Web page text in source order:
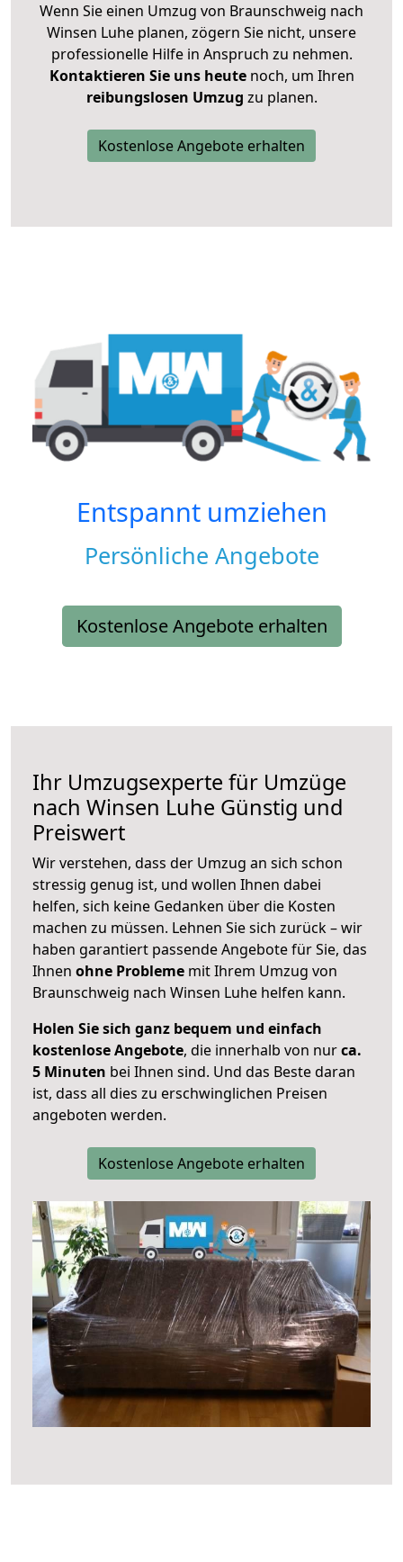
Wenn Sie einen Umzug von Braunschweig nach
Winsen Luhe planen, zögern Sie nicht, unsere
professionelle Hilfe in Anspruch zu nehmen.
Kontaktieren Sie uns heutenoch, um Ihren
reibungslosen Umzug zu planen.
Kostenlose Angebote erhalten
Entspannt umziehen
Persönliche Angebote
Kostenlose Angebote erhalten
Ihr Umzugsexperte für Umzüge
nach Winsen Luhe Günstig und
Preiswert
Wir verstehen, dass der Umzug an sich schon
stressig genug ist, und wollen Ihnen dabei
helfen, sich keine Gedanken über die Kosten
machen zu müssen. Lehnen Sie sich zurück – wir
haben garantiert passende Angebote für Sie, das
Ihnen ohne Probleme mit Ihrem Umzug von
Braunschweig nach Winsen Luhe helfen kann.
Holen Sie sich ganz bequem und einfach
kostenlose Angebote, die innerhalb von nurca.
5 Minuten bei Ihnen sind. Und das Beste daran
ist, dass all dies zu erschwinglichen Preisen
angeboten werden.
Kostenlose Angebote erhalten